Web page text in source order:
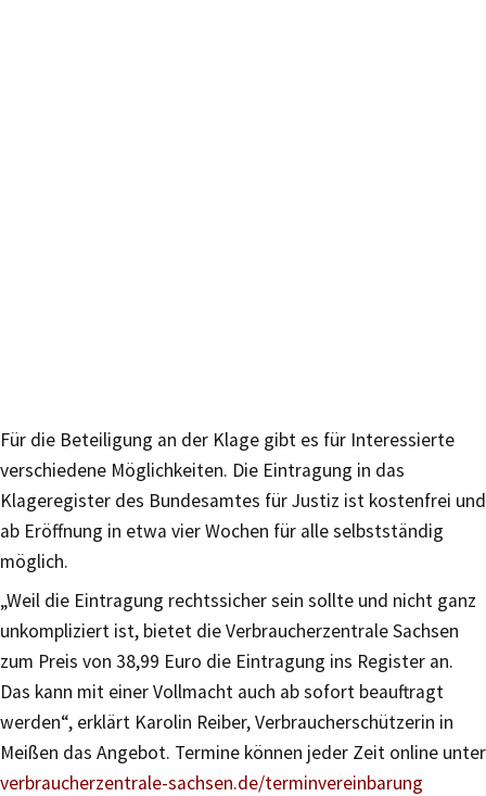
Für die Beteiligung an der Klage gibt es für Interessierte
verschiedene Möglichkeiten. Die Eintragung in das
Klageregister des Bundesamtes für Justiz ist kostenfrei und
ab Eröffnung in etwa vier Wochen für alle selbstständig
möglich.
„Weil die Eintragung rechtssicher sein sollte und nicht ganz
unkompliziert ist, bietet die Verbraucherzentrale Sachsen
zum Preis von 38,99 Euro die Eintragung ins Register an.
Das kann mit einer Vollmacht auch ab sofort beauftragt
werden“, erklärt Karolin Reiber, Verbraucherschützerin in
Meißen das Angebot. Termine können jeder Zeit online unter
verbraucherzentrale-sachsen.de/terminvereinbarung